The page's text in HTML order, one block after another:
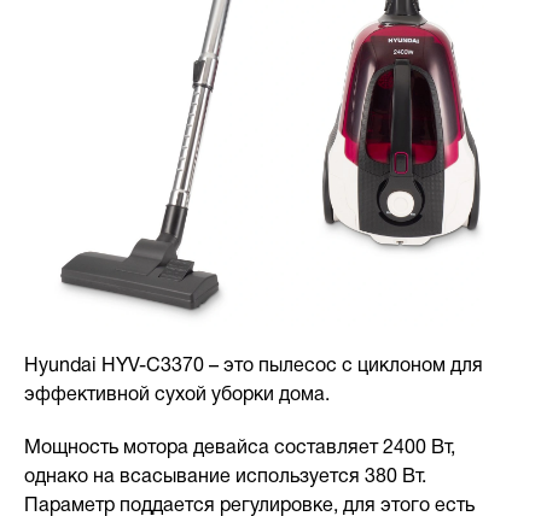
Hyundai HYV-C3370 – это пылесос с циклоном для
эффективной сухой уборки дома.
Мощность мотора девайса составляет 2400 Вт,
однако на всасывание используется 380 Вт.
Параметр поддается регулировке, для этого есть